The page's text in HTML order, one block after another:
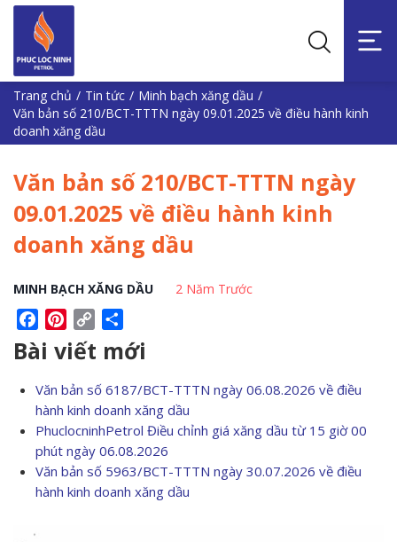
Trang chủ / Tin tức / Minh bạch xăng dầu /
Văn bản số 210/BCT-TTTN ngày 09.01.2025 về điều hành kinh
doanh xăng dầu
Văn bản số 210/BCT-TTTN ngày
09.01.2025 về điều hành kinh
doanh xăng dầu
MINH BẠCH XĂNG DẦU 2 Năm Trước
FacebookPinterest
Copy
Bài viết mới
Văn bản số 6187/BCT-TTTN ngày 06.08.2026 về điều
hành kinh doanh xăng dầu
PhuclocninhPetrol Điều chỉnh giá xăng dầu từ 15 giờ 00
phút ngày 06.08.2026
Văn bản số 5963/BCT-TTTN ngày 30.07.2026 về điều
hành kinh doanh xăng dầu